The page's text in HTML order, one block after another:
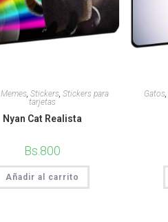
Memes, Stickers, Stickers para
tarjetas
Nyan Cat Realista
Bs.800
Añadir al carrito
Gatos,